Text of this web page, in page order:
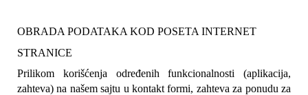
OBRADA PODATAKA KOD POSETA INTERNET
STRANICE
Prilikom korišćenja određenih funkcionalnosti (aplikacija,
zahteva) na našem sajtu u kontakt formi, zahteva za ponudu za